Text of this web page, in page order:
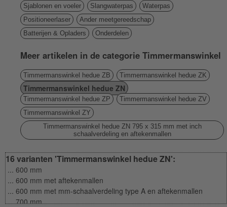
Sjablonen en voeler
Slangwaterpas
Waterpas
Positioneerlaser
Ander meetgereedschap
Batterijen & Opladers
Onderdelen
Meer artikelen in de categorie Timmermanswinkel
Timmermanswinkel hedue ZB Timmermanswinkel hedue ZK
Timmermanswinkel hedue ZN
Timmermanswinkel hedue ZP
Timmermanswinkel hedue ZV
Timmermanswinkel ZY
Timmermanswinkel hedue ZN 795 x 315 mm met inch
schaalverdeling en aftekenmallen
16 varianten 'Timmermanswinkel hedue ZN':
... 600 mm
... 600 mm met aftekenmallen
... 600 mm met mm-schaalverdeling type A en aftekenmallen
... 700 mm